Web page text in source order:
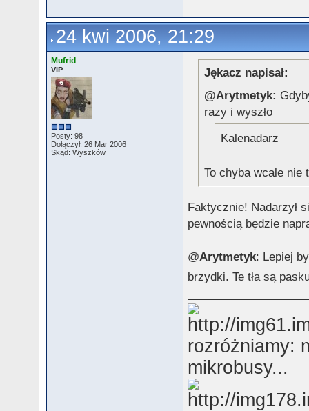
24 kwi 2006, 21:29
Mufrid
VIP
Posty: 98
Dołączył: 26 Mar 2006
Skąd: Wyszków
Jękacz napisał:
@Arytmetyk:
razy i wyszło
Kalenadarz
To chyba wcale
Faktycznie! Nadarzył
pewnością będzie
@Arytmetyk: Lepiej
brzydki. Te tła są
rozróżniamy:
mikrobusy...